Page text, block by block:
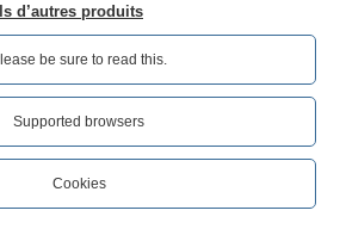
d’autres produits
be sure to read this.‎
Supported browsers
Cookies